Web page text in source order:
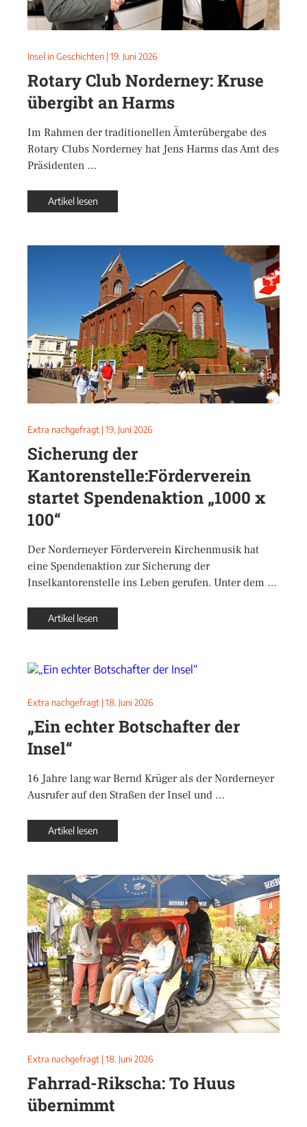
Insel in Geschichten | 19. Juni 2026
Rotary Club Norderney: Kruse
übergibt an Harms
Im Rahmen der traditionellen Ämterübergabe des
Rotary Clubs Norderney hat Jens Harms das Amt des
Präsidenten …
Artikel lesen
Extra nachgefragt | 19. Juni 2026
Sicherung der
Kantorenstelle:Förderverein
startet Spendenaktion „1000 x
100“
Der Norderneyer Förderverein Kirchenmusik hat
eine Spendenaktion zur Sicherung der
Inselkantorenstelle ins Leben gerufen. Unter dem …
Artikel lesen
Extra nachgefragt | 18. Juni 2026
„Ein echter Botschafter der
Insel“
16 Jahre lang war Bernd Krüger als der Norderneyer
Ausrufer auf den Straßen der Insel und …
Artikel lesen
Extra nachgefragt | 18. Juni 2026
Fahrrad-Rikscha: To Huus
übernimmt